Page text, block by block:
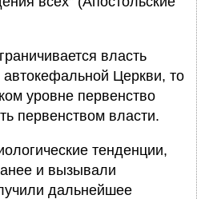
власть
Церкви, то
уровне первенство
первенством власти.
тенденции,
и вызывали
дальнейшее